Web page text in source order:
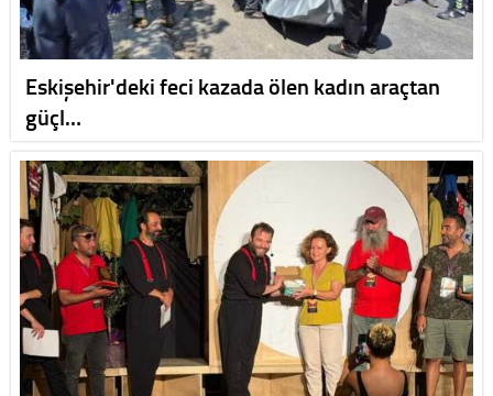
Eskişehir'deki feci kazada ölen kadın araçtan
güçl…